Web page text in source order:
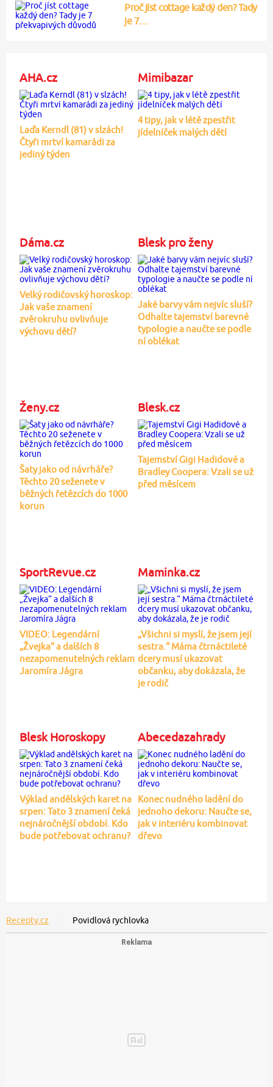
Proč jíst cottage každý den? Tady
je 7…
AHA.cz
Laďa Kerndl (81) v slzách!
Čtyři mrtví kamarádi za
jediný týden
Mimibazar
4 tipy, jak v létě zpestřit
jídelníček malých dětí
Dáma.cz
Velký rodičovský horoskop:
Jak vaše znamení
zvěrokruhu ovlivňuje
výchovu dětí?
Blesk pro ženy
Jaké barvy vám nejvíc sluší?
Odhalte tajemství barevné
typologie a naučte se podle
ní oblékat
Ženy.cz
Šaty jako od návrháře?
Těchto 20 seženete v
běžných řetězcích do 1000
korun
Blesk.cz
Tajemství Gigi Hadidové a
Bradley Coopera: Vzali se už
před měsícem
SportRevue.cz
VIDEO: Legendární
„Žvejka“ a dalších 8
nezapomenutelných reklam
Jaromíra Jágra
Maminka.cz
„Všichni si myslí, že jsem její
sestra.“ Máma čtrnáctileté
dcery musí ukazovat
občanku, aby dokázala, že
je rodič
Blesk Horoskopy
Výklad andělských karet na
srpen: Tato 3 znamení čeká
nejnáročnější období. Kdo
bude potřebovat ochranu?
Abecedazahrady
Konec nudného ladění do
jednoho dekoru: Naučte se,
jak v interiéru kombinovat
dřevo
Recepty.cz Povidlová rychlovka